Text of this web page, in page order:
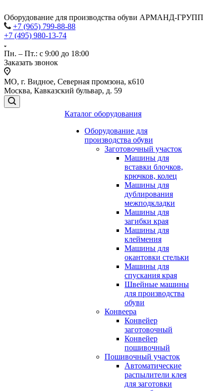
Оборудование для производства обуви АРМАНД-ГРУПП
+7 (965) 799-88-88
+7 (495) 980-13-74
Пн. – Пт.: с 9:00 до 18:00
Заказать звонок
МО, г. Видное, Северная промзона, к610
Москва, Кавказский бульвар, д. 59
Каталог оборудования
Оборудование для
производства обуви
Заготовочный участок
Машины для
вставки блочков,
крючков, колец
Машины для
дублирования
межподкладки
Машины для
загибки края
Машины для
клеймения
Машины для
окантовки стельки
Машины для
спускания края
Швейные машины
для производства
обуви
Конвеера
Конвейер
заготовочный
Конвейер
пошивочный
Пошивочный участок
Автоматические
распылители клея
для заготовки